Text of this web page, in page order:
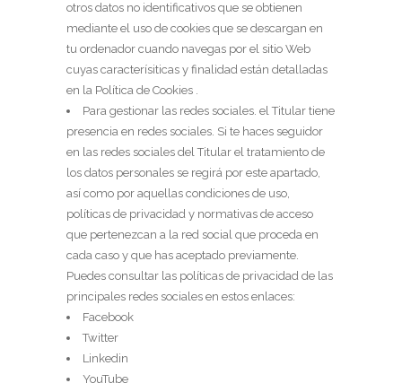
otros datos no identificativos que se obtienen
mediante el uso de cookies que se descargan en
tu ordenador cuando navegas por el sitio Web
cuyas caracterísiticas y finalidad están detalladas
en la Política de Cookies .
Para gestionar las redes sociales. el Titular tiene
presencia en redes sociales. Si te haces seguidor
en las redes sociales del Titular el tratamiento de
los datos personales se regirá por este apartado,
así como por aquellas condiciones de uso,
políticas de privacidad y normativas de acceso
que pertenezcan a la red social que proceda en
cada caso y que has aceptado previamente.
Puedes consultar las políticas de privacidad de las
principales redes sociales en estos enlaces:
Facebook
Twitter
Linkedin
YouTube